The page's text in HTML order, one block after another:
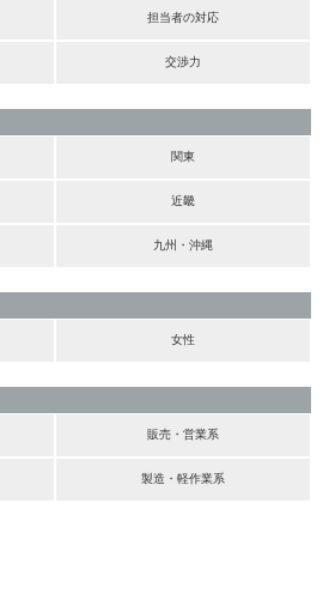
担当者の対応
交渉力
関東
近畿
九州・沖縄
女性
販売・営業系
製造・軽作業系